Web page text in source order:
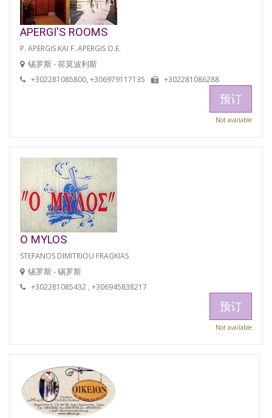
APERGI'S ROOMS
P. APERGIS KAI F. APERGIS O.E.
锡罗斯 - 荷莫波利斯
+302281085800, +306979117135 +302281086288
预订
Not available
O MYLOS
STEFANOS DIMITRIOU FRAGKIAS
锡罗斯 - 锡罗斯
+302281085432 , +306945838217
预订
Not available